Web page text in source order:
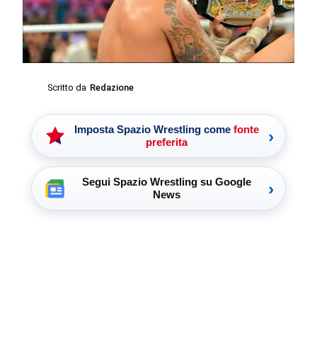
Scritto da Redazione
Imposta Spazio Wrestling come fonte
preferita
›
Segui Spazio Wrestling su Google
News
›